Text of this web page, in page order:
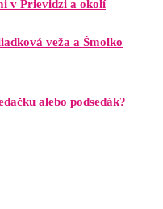
v Prievidzi a okolí
veža a Šmolko
alebo podsedák?